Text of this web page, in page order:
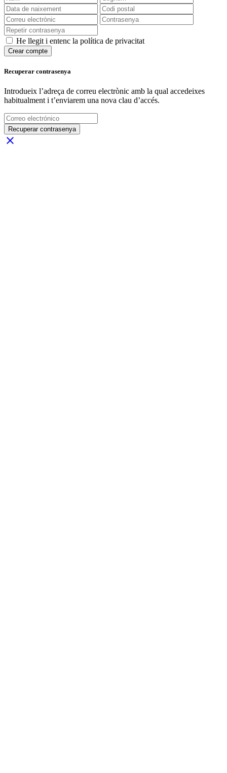
He llegit i entenc la política de privacitat
Crear compte
Recuperar contrasenya
Introdueix l’adreça de correu electrònic amb la qual accedeixes
habitualment i t’enviarem una nova clau d’accés.
Recuperar contrasenya
close